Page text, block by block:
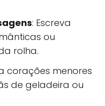
: Escreva
ou
rolha.
corações menores
de geladeira ou